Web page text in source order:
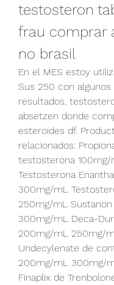
testosteron
frau comprar
no brasil
En el MES estoy
Sus 250 con algunos
resultados,
absetzen donde
esteroides df.
relacionados:
testosterona 100mg/
Testosterona
300mg/mL
250mg/mL Sustanon
300mg/mL Deca-
200mg/mL 250mg/
Undecylenate de
200mg/mL 300mg/
Finaplix de